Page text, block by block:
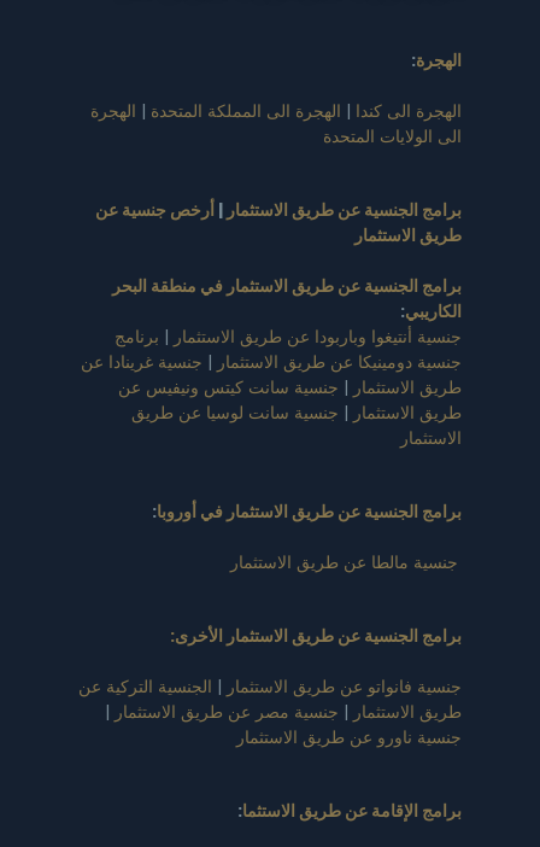
الهجرة:
الهجرة الى كندا | الهجرة الى المملكة المتحدة | الهجرة
الى الولايات المتحدة
برامج الجنسية عن طريق الاستثمار | أرخص جنسية عن
طريق الاستثمار
برامج الجنسية عن طريق الاستثمار في منطقة البحر
الكاريبي:
جنسية أنتيغوا وباربودا عن طريق الاستثمار | برنامج
جنسية دومينيكا عن طريق الاستثمار | جنسية غرينادا عن
طريق الاستثمار | جنسية سانت كيتس ونيفيس عن
طريق الاستثمار | جنسية سانت لوسيا عن طريق
الاستثمار
برامج الجنسية عن طريق الاستثمار في أوروبا:
جنسية مالطا عن طريق الاستثمار
برامج الجنسية عن طريق الاستثمار الأخرى:
جنسية فانواتو عن طريق الاستثمار | الجنسية التركية عن
طريق الاستثمار | جنسية مصر عن طريق الاستثمار |
جنسية ناورو عن طريق الاستثمار
برامج الإقامة عن طريق الاستثما: